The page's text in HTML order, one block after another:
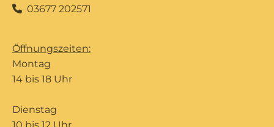
 03677 202571
Öffnungszeiten:
Montag
14 bis 18 Uhr
Dienstag
10 bis 12 Uhr